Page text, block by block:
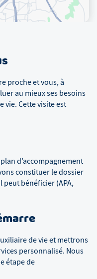
proche et vous, à
au mieux ses besoins
vie. Cette visite est
d’accompagnement
constituer le dossier
peut bénéficier (APA,
de vie et mettrons
personnalisé. Nous
étape de